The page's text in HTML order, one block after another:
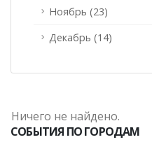
Ноябрь (23)
Декабрь (14)
Ничего не найдено.
СОБЫТИЯ ПО ГОРОДАМ